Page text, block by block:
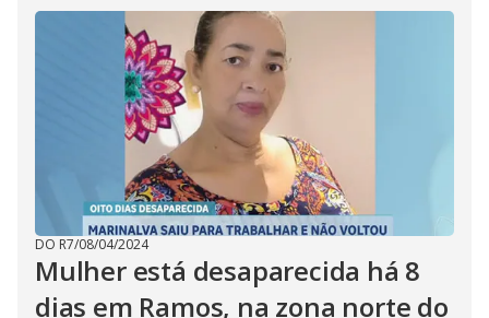
DO R7/08/04/2024
Mulher está desaparecida há 8
dias em Ramos, na zona norte do